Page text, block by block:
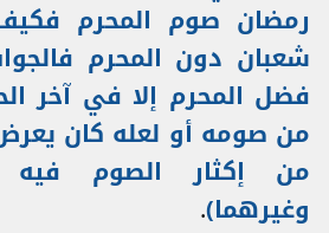
رمضان صوم المحرم
شعبان دون المحرم
فضل المحرم إلا في آخر
من صومه أو لعله كان
من إكثار الصوم
وغيرهما).